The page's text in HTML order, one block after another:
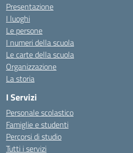
Presentazione
I luoghi
Le persone
I numeri della scuola
Le carte della scuola
Organizzazione
La storia
I Servizi
Personale scolastico
Famiglie e studenti
Percorsi di studio
Tutti i servizi